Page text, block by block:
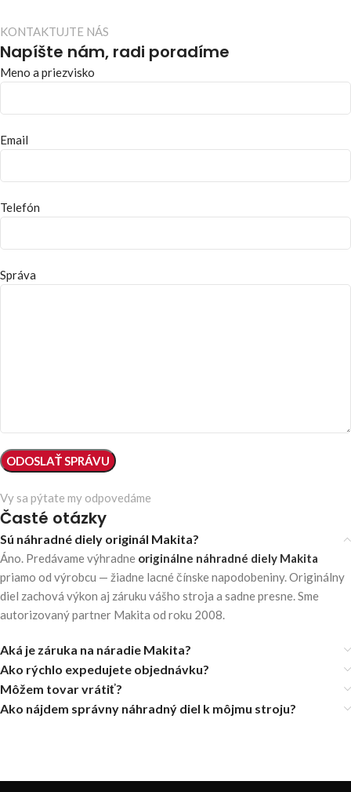
Vy sa pýtate my odpovedáme
Časté otázky
Sú náhradné diely originál Makita?
Áno. Predávame výhradne originálne náhradné diely Makita
priamo od výrobcu — žiadne lacné čínske napodobeniny. Originálny
diel zachová výkon aj záruku vášho stroja a sadne presne. Sme
autorizovaný partner Makita od roku 2008.
Aká je záruka na náradie Makita?
Ako rýchlo expedujete objednávku?
Môžem tovar vrátiť?
Ako nájdem správny náhradný diel k môjmu stroju?
KONTAKTUJTE NÁS
Napíšte nám, radi poradíme
Meno a priezvisko
Email
Telefón
Správa